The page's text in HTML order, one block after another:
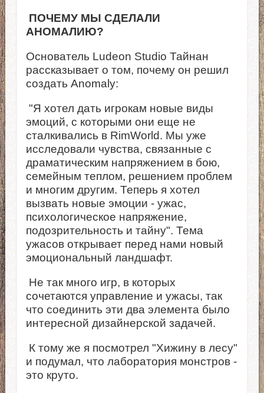
ПОЧЕМУ МЫ СДЕЛАЛИ
АНОМАЛИЮ?
Основатель Ludeon Studio Тайнан
рассказывает о том, почему он решил
создать Anomaly:
"Я хотел дать игрокам новые виды
эмоций, с которыми они еще не
сталкивались в RimWorld. Мы уже
исследовали чувства, связанные с
драматическим напряжением в бою,
семейным теплом, решением проблем
и многим другим. Теперь я хотел
вызвать новые эмоции - ужас,
психологическое напряжение,
подозрительность и тайну". Тема
ужасов открывает перед нами новый
эмоциональный ландшафт.
Не так много игр, в которых
сочетаются управление и ужасы, так
что соединить эти два элемента было
интересной дизайнерской задачей.
К тому же я посмотрел "Хижину в лесу"
и подумал, что лаборатория монстров -
это круто.